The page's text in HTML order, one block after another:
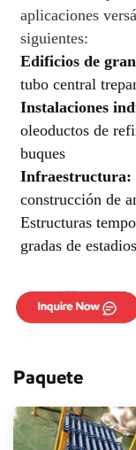
aplicaciones
siguientes:
Edificios de
tubo central
Instalaciones
oleoductos de
buques
Infraestructura:
construcción de
Estructuras
gradas de estadios
Paquete